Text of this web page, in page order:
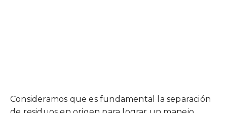
Consideramos que es fundamental la separación